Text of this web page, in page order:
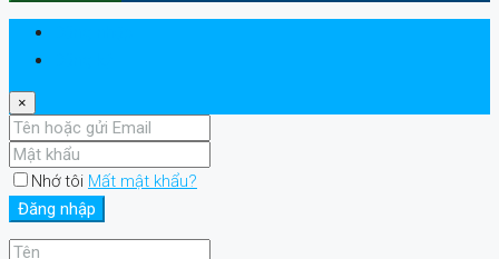
×
Nhớ tôi Mất mật khẩu?
Đăng nhập